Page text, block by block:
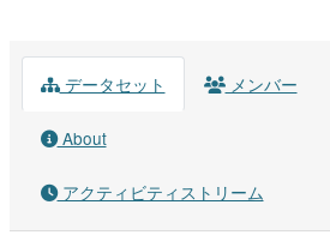
データセット メンバー
About
アクティビティストリーム